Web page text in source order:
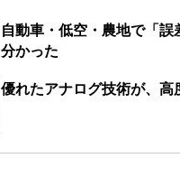
自動車・低空・農地で「
分かった
優れたアナログ技術が、高